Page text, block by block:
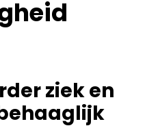
ziek en